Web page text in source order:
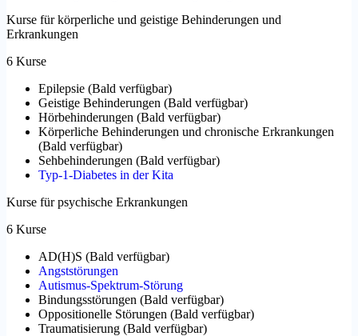
Kurse für körperliche und geistige Behinderungen und
Erkrankungen
6 Kurse
Epilepsie (Bald verfügbar)
Geistige Behinderungen (Bald verfügbar)
Hörbehinderungen (Bald verfügbar)
Körperliche Behinderungen und chronische Erkrankungen
(Bald verfügbar)
Sehbehinderungen (Bald verfügbar)
Typ-1-Diabetes in der Kita
Kurse für psychische Erkrankungen
6 Kurse
AD(H)S (Bald verfügbar)
Angststörungen
Autismus-Spektrum-Störung
Bindungsstörungen (Bald verfügbar)
Oppositionelle Störungen (Bald verfügbar)
Traumatisierung (Bald verfügbar)